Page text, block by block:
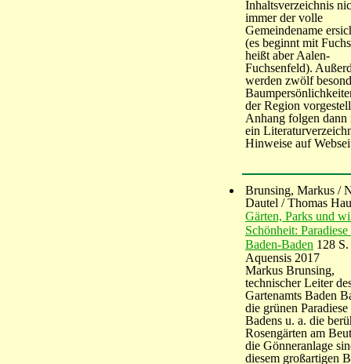
Inhaltsverzeichnis
immer der volle
Gemeindename
(es beginnt mit
heißt aber Aalen-
Fuchsenfeld).
werden zwölf
der Region
Anhang folgen dann
ein
Hinweise auf
Brunsing, Markus /
Dautel / Thomas
Gärten, Parks und
Schönheit:
Baden-Baden 128 S.
Aquensis 2017
Markus Brunsing,
technischer Leiter
Gartenamts Baden
die grünen
Badens u. a. die
Rosengärten am
die Gönneranlage
diesem großartigen